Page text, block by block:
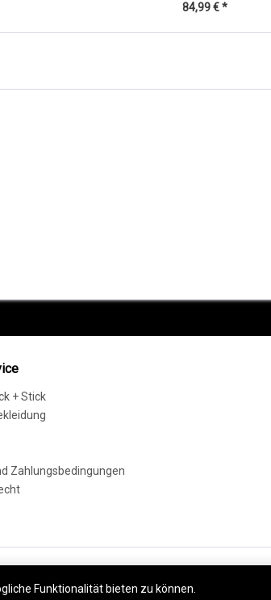
84,99 € *
+ Stick
Zahlungsbedingungen
Funktionalität bieten zu können.